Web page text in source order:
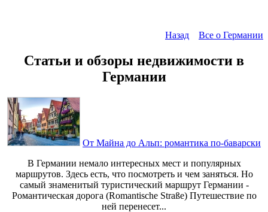
Назад Все о Германии
Статьи и обзоры недвижимости в
Германии
От Майна до Альп: романтика по-баварски
В Германии немало интересных мест и популярных
маршрутов. Здесь есть, что посмотреть и чем заняться. Но
самый знаменитый туристический маршрут Германии -
Романтическая дорога (Romantische Straße) Путешествие по
ней перенесет...